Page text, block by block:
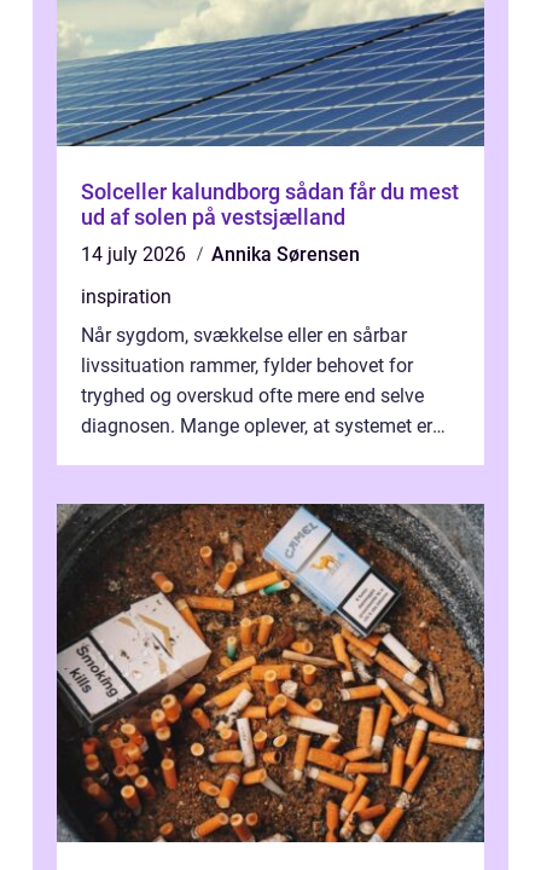
Solceller kalundborg sådan får du mest
ud af solen på vestsjælland
14 july 2026
Annika Sørensen
inspiration
Når sygdom, svækkelse eller en sårbar
livssituation rammer, fylder behovet for
tryghed og overskud ofte mere end selve
diagnosen. Mange oplever, at systemet er